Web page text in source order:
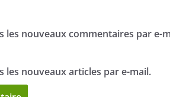
les nouveaux commentaires par e-
les nouveaux articles par e-mail.